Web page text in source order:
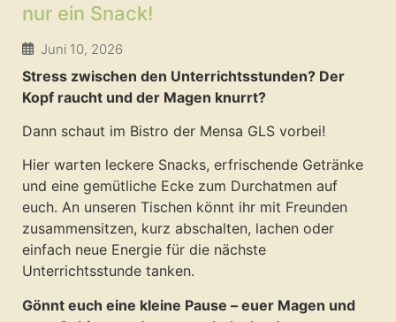
nur ein Snack!
Juni 10, 2026
Stress zwischen den Unterrichtsstunden? Der
Kopf raucht und der Magen knurrt?
Dann schaut im Bistro der Mensa GLS vorbei!
Hier warten leckere Snacks, erfrischende Getränke
und eine gemütliche Ecke zum Durchatmen auf
euch. An unseren Tischen könnt ihr mit Freunden
zusammensitzen, kurz abschalten, lachen oder
einfach neue Energie für die nächste
Unterrichtsstunde tanken.
Gönnt euch eine kleine Pause – euer Magen und